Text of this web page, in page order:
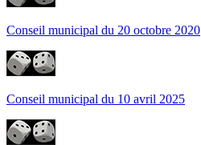
Conseil municipal du 20 octobre 2020
Conseil municipal du 10 avril 2025